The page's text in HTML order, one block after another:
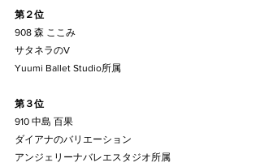
第２位
908 森 ここみ
サタネラのV
Yuumi Ballet Studio所属
第３位
910 中島 百果
ダイアナのバリエーション
アンジェリーナバレエスタジオ所属